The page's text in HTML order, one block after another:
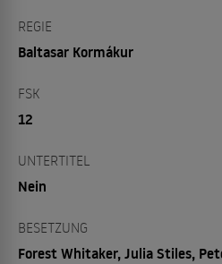
REGIE
Baltasar Kormákur
FSK
12
UNTERTITEL
Nein
BESETZUNG
Forest Whitaker, Julia Stiles,